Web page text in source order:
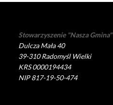
Stowarzyszenie "Nasza Gmina"
Dulcza Mała 40
39-310 Radomyśl Wielki
KRS 0000194434
NIP 817-19-50-474